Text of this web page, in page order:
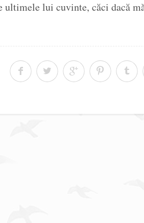
ultimele lui cuvinte, căci dacă